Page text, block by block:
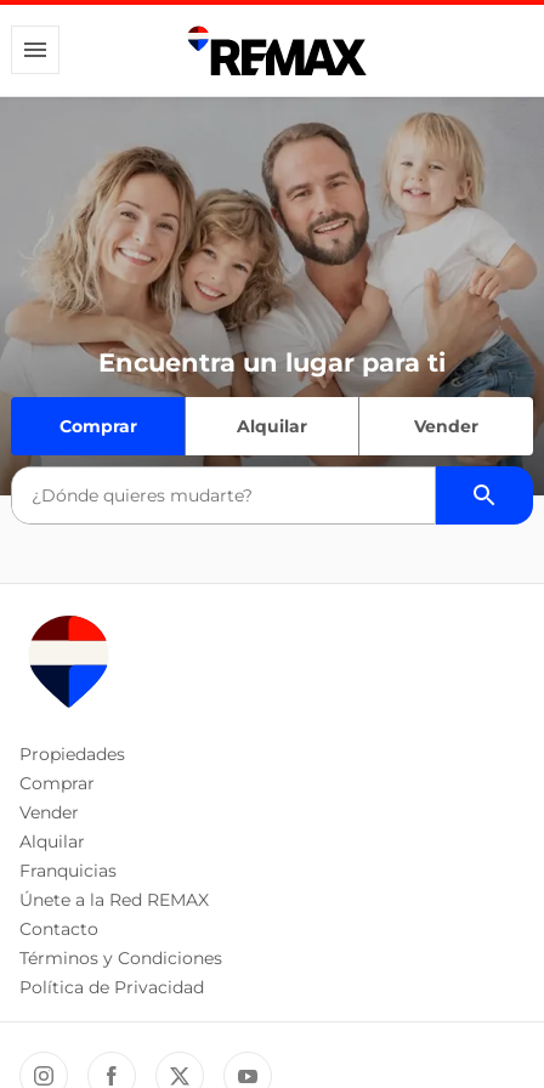
Encuentra un lugar para ti
Comprar Alquilar Vender
Propiedades
Comprar
Vender
Alquilar
Franquicias
Únete a la Red REMAX
Contacto
Términos y Condiciones
Política de Privacidad